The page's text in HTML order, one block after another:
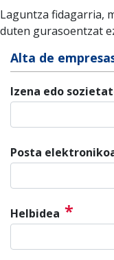
Laguntza fidagarria,
duten gurasoentzat
Alta de
Izena edo
Posta
Helbidea *